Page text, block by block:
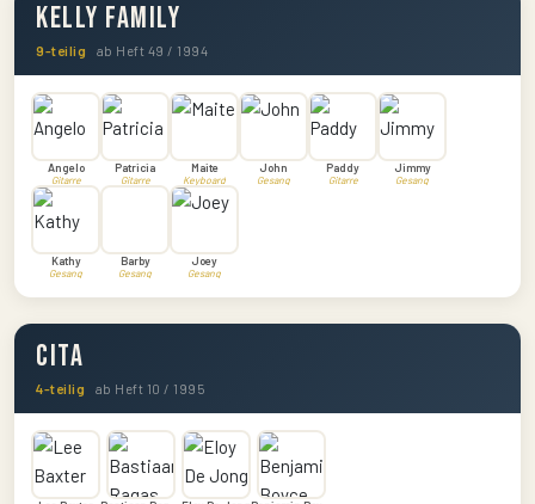
Kelly Family
9-teilig ab Heft 49 / 1994
Angelo
Gitarre
Patricia
Gitarre
Maite
Keyboard
John
Gesang
Paddy
Gitarre
Jimmy
Gesang
Kathy
Gesang
Barby
Gesang
Joey
Gesang
CITA
4-teilig ab Heft 10 / 1995